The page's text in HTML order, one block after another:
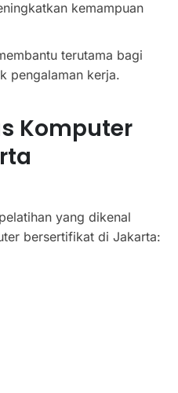
kemampuan
terutama bagi
pengalaman kerja.
Komputer
yang dikenal
bersertifikat di Jakarta: